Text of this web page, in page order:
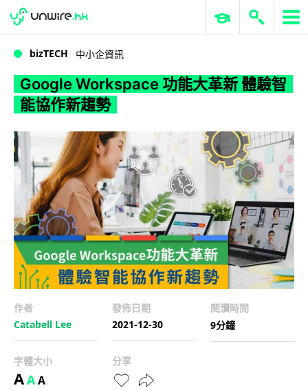
WWDC 2026 ERP 與商業 AI
bizTECH 中小企資訊
Google Workspace 功能大革新 體驗智
能協作新趨勢
作者
Catabell Lee
發佈日期
2021-12-30
閱讀時間
9分鐘
字體大小
AAA
分享